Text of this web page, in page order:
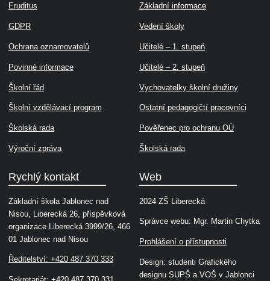
Eruditus
GDPR
Ochrana oznamovatelů
Povinné informace
Školní řád
Školní vzdělávací program
Školská rada
Výroční zpráva
Základní informace
Vedení školy
Učitelé – 1. stupeň
Učitelé – 2. stupeň
Vychovatelky školní družiny
Ostatní pedagogičtí pracovníci
Pověřenec pro ochranu OÚ
Školská rada
Rychlý kontakt
Základní škola Jablonec nad
Nisou, Liberecká 26, příspěvková
organizace Liberecká 3999/26, 466
01 Jablonec nad Nisou
Ředitelství: +420 487 370 333
Web
2024 ZŠ Liberecká
Správce webu: Mgr. Martin Chytka
Prohlášení o přístupnosti
Design: studenti Grafického
designu SUPŠ a VOŠ v Jablonci